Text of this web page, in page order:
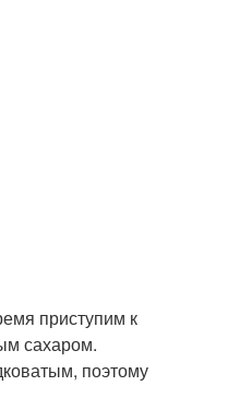
приступим к
сахаром.
поэтому